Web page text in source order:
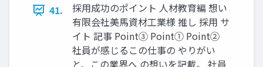
41.
採⽤成功のポイント ⼈材教育編 想い
有限会社美⾺資材⼯業様 推し 採⽤ サ
イト 記事 Point③ Point① Point②
社員が感じるこの仕事の やりがい